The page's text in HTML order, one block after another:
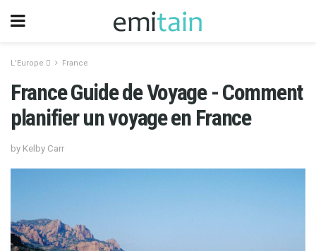
L'Europe  France
France Guide de Voyage - Comment
planifier un voyage en France
by Kelby Carr